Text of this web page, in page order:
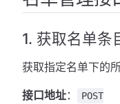
1. 获取名单条
获取指定名单下的所
接口地址：
POST